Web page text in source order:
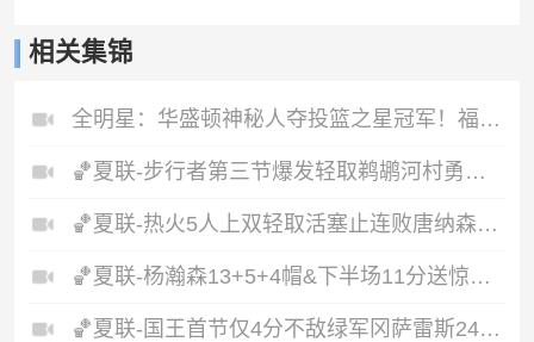
相关集锦
全明星：华盛顿神秘人夺投篮之星冠军！福德夺得三分大赛冠军！
🏀夏联-步行者第三节爆发轻取鹈鹕河村勇辉5+5+12斯劳森22分
🏀夏联-热火5人上双轻取活塞止连败唐纳森20+8+10奥科里27分
🏀夏联-杨瀚森13+5+4帽&下半场11分送惊艳妙传开拓者力克掘金
🏀夏联-国王首节仅4分不敌绿军冈萨雷斯24+10+5塞纳克10+12